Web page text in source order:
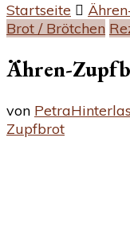
Startseite
Brot / Brötchen
Ähren-
von Petra
Zupfbrot